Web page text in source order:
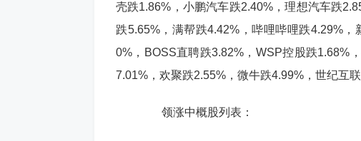
壳跌1.86%，小鹏汽车跌2.40%，理想汽车跌
跌5.65%，满帮跌4.42%，哔哩哔哩跌4.29%
0%，BOSS直聘跌3.82%，WSP控股跌1.68%
7.01%，欢聚跌2.55%，微牛跌4.99%，世纪互联
领涨中概股列表：